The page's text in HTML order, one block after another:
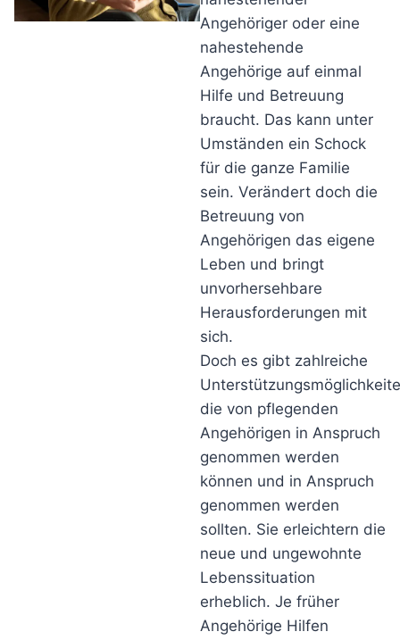
Angehöriger oder eine
nahestehende
Angehörige auf einmal
Hilfe und Betreuung
braucht. Das kann unter
Umständen ein Schock
für die ganze Familie
sein. Verändert doch die
Betreuung von
Angehörigen das eigene
Leben und bringt
unvorhersehbare
Herausforderungen mit
sich.
Doch es gibt zahlreiche
die von pflegenden
Angehörigen in Anspruch
genommen werden
können und in Anspruch
genommen werden
sollten. Sie erleichtern die
neue und ungewohnte
Lebenssituation
erheblich. Je früher
Angehörige Hilfen